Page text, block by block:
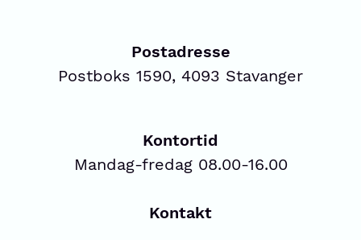
Postadresse
Postboks 1590, 4093 Stavanger
Kontortid
Mandag-fredag 08.00-16.00
Kontakt